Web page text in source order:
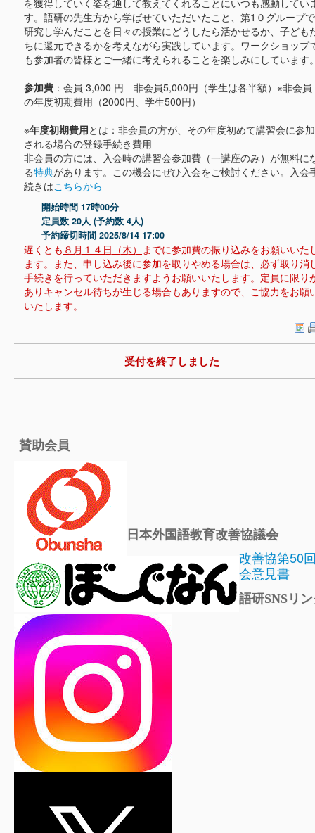
を獲得していく姿を通して教えてくれることにいつも感動してい
す。語研の先生方から学ばせていただいたこと、第1０グループで
研究し学んだことを日々の授業にどうしたら活かせるか、子ども
ちに還元できるかを考えながら実践しています。ワークショップ
も参加者の皆様とご一緒に考えられることを楽しみにしています
参加費 ：会員 3,000 円 非会員5,000円（学生は各半額）※非会員
の年度初期費用（2000円、学生500円）
※年度初期費用とは：非会員の方が、その年度初めて講習会に参加
される場合の登録手続き費用
非会員の方には、入会時の講習会参加費（一講座のみ）が無料に
る特典があります。この機会にぜひ入会をご検討ください。入会
続きはこちらから
開始時間 17時00分
定員数 20人 (予約数 4人)
予約締切時間 2025/8/14 17:00
遅くとも ８月１４日（木） までに参加費の振り込みをお願いいた
ます。また、申し込み後に参加を取りやめる場合は、必ず取り消
手続きを行っていただきますようお願いいたします。定員に限り
ありキャンセル待ちが生じる場合もありますので、ご協力をお願
いたします。
受付を終了しました
賛助会員
日本外国語教育改善協議会
改善協第50
会意見書
語研SNSリ